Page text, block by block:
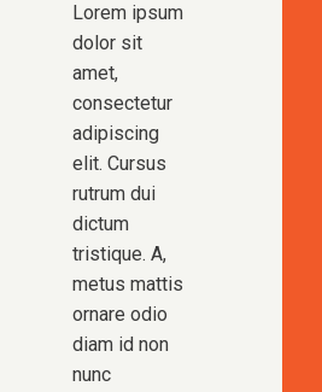
Lorem ipsum
dolor sit
amet,
consectetur
adipiscing
elit. Cursus
rutrum dui
dictum
tristique. A,
metus mattis
ornare odio
diam id non
nunc